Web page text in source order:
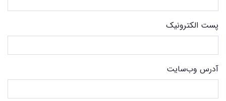
پست الکترونیک
آدرس وب‌سایت